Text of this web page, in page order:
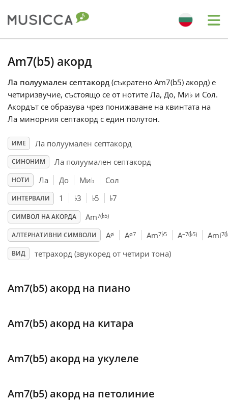
Български
Dansk
Deutsch
English
Español
Am7(b5) акорд
Ла полуумален септакорд (съкратено Am7(b5) акорд) е
четиризвучие, състоящо се от нотите Ла, До, Ми♭ и Сол.
Акордът се образува чрез понижаване на квинтата на
Ла минорния септакорд с един полутон.
ИМЕ Ла полуумален септакорд
СИНОНИМ Ла полуумален септакорд
НОТИ Ла До Ми♭ Сол
ИНТЕРВАЛИ 1 ♭3 ♭5 ♭7
СИМВОЛ НА АКОРДА Am7(♭5)
АЛТЕРНАТИВНИ СИМВОЛИ Aø Aø7 Am7♭5 A–7(♭5) Ami7(♭
ВИД тетрахорд (звукоред от четири тона)
Am7(b5) акорд на пиано
Am7(b5) акорд на китара
Am7(b5) акорд на укулеле
Am7(b5) акорд на петолиние